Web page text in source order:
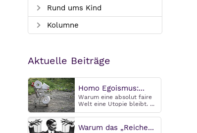
Rund ums Kind
Kolumne
Aktuelle Beiträge
Homo Egoismus:...
Warum eine absolut faire
Welt eine Utopie bleibt. ...
Warum das „Reiche...